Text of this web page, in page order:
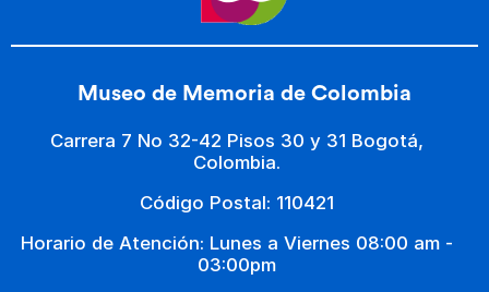
Museo de Memoria de Colombia
Carrera 7 No 32-42 Pisos 30 y 31 Bogotá,
Colombia.
Código Postal: 110421
Horario de Atención: Lunes a Viernes 08:00 am -
03:00pm